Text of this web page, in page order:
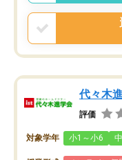
代々木
評価
対象学年 小1～小6